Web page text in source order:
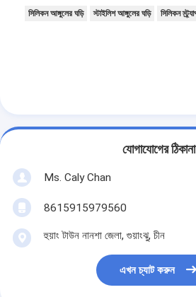
সিলিকন আঙ্গুলের ঘড়ি স্টাইলিশ আঙ্গুলের ঘড়ি সিলিকন
যোগাযোগের ঠিকানা
Ms. Caly Chan
8615915979560
হুয়াং টাউন নানশা জেলা, গুয়াংঝু, চীন
এখন চ্যাট করুন